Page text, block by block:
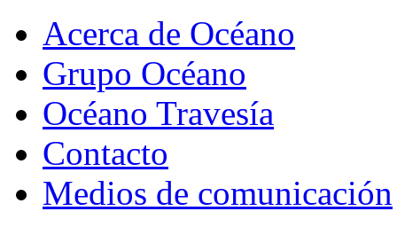
Acerca de Océano
Grupo Océano
Océano Travesía
Contacto
Medios de comunicación